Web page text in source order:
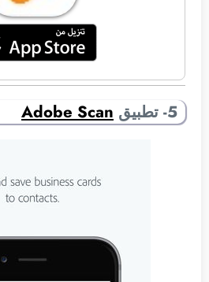
5- تطبيق Adobe Scan